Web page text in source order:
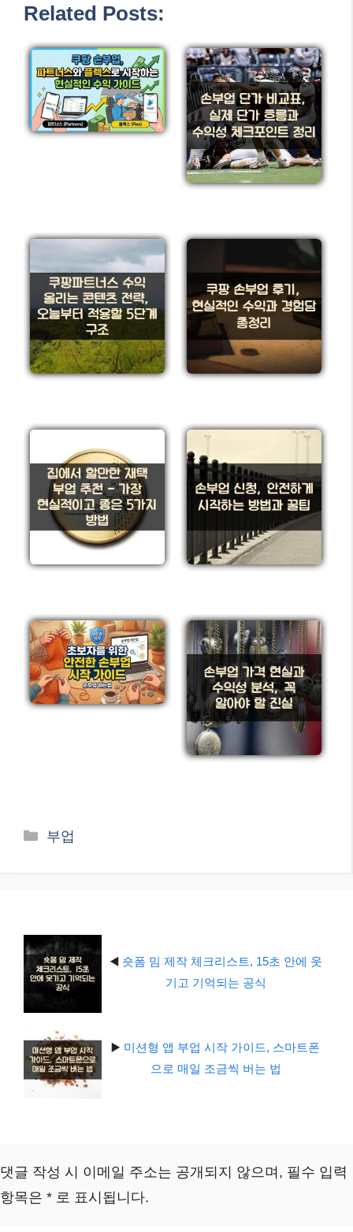
Related Posts:
카
부업
◀️ 숏폼 밈 제작 체크리스트, 15초 안에 웃
기고 기억되는 공식
▶️ 미션형 앱 부업 시작 가이드, 스마트폰
으로 매일 조금씩 버는 법
댓글 작성 시 이메일 주소는 공개되지 않으며, 필수 입력
항목은 * 로 표시됩니다.